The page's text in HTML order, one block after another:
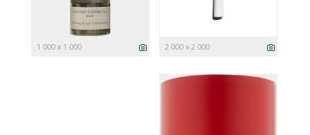
1 000 x 1 000 2 000 x 2 000